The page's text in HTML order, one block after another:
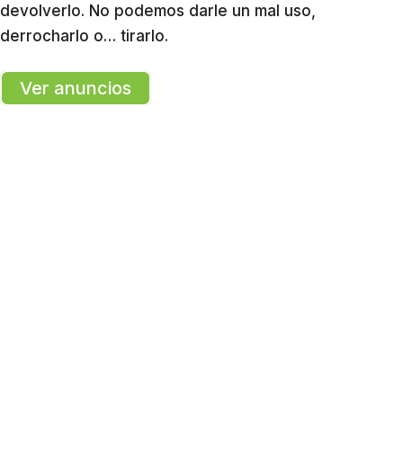
devolverlo. No podemos darle un mal uso,
derrocharlo o… tirarlo.
Ver anuncios